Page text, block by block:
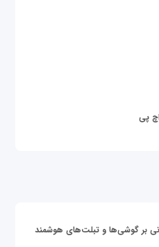
پی
بر گوشی‌ها و تبلت‌های هوشمند